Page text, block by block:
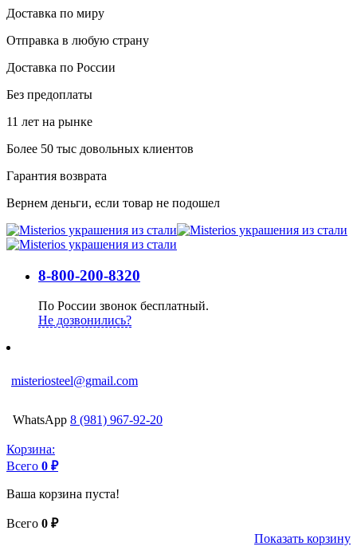
Доставка по миру
Отправка в любую страну
Доставка по России
Без предоплаты
11 лет на рынке
Более 50 тыс довольных клиентов
Гарантия возврата
Вернем деньги, если товар не подошел
8-800-200-8320
По России звонок бесплатный.
Не дозвонились?
misteriosteel@gmail.com
WhatsApp 8 (981) 967-92-20
Корзина:
Всего 0 ₽
Ваша корзина пуста!
Всего 0 ₽
Показать корзину